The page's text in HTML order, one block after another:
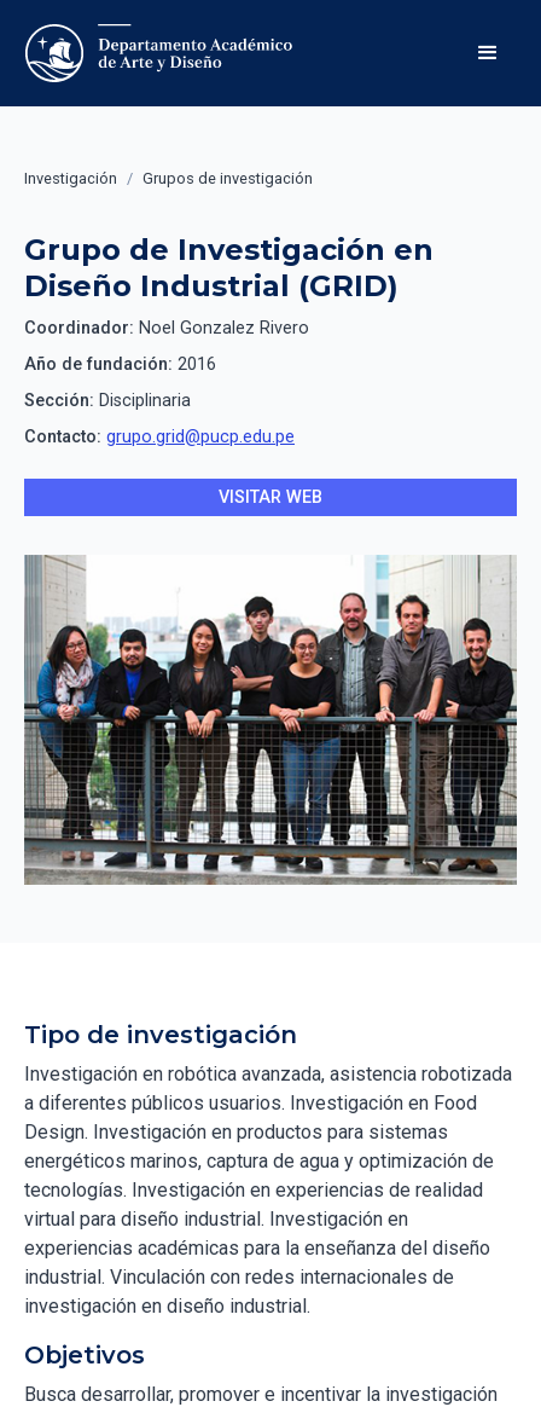
Investigación / Grupos de investigación
Grupo de Investigación en
Diseño Industrial (GRID)
Coordinador: Noel Gonzalez Rivero
Año de fundación: 2016
Sección: Disciplinaria
Contacto: grupo.grid@pucp.edu.pe
VISITAR WEB
Tipo de investigación
Investigación en robótica avanzada, asistencia robotizada
a diferentes públicos usuarios. Investigación en Food
Design. Investigación en productos para sistemas
energéticos marinos, captura de agua y optimización de
tecnologías. Investigación en experiencias de realidad
virtual para diseño industrial. Investigación en
experiencias académicas para la enseñanza del diseño
industrial. Vinculación con redes internacionales de
investigación en diseño industrial.
Objetivos
Busca desarrollar, promover e incentivar la investigación